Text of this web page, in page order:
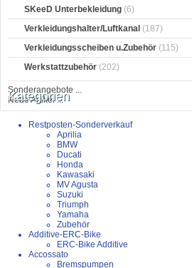
SKeeD Unterbekleidung (6)
Verkleidungshalter/Luftkanal (187)
Verkleidungsscheiben u.Zubehör (115)
Werkstattzubehör (202)
Sonderangebote ...
Neue Artikel ...
Kategorien
Restposten-Sonderverkauf
Aprilia
BMW
Ducati
Honda
Kawasaki
MV Agusta
Suzuki
Triumph
Yamaha
Zubehör
Additive-ERC-Bike
ERC-Bike Additive
Accossato
Bremspumpen